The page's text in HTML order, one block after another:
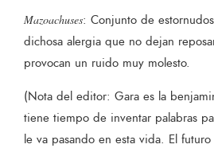
Mazoachuses: Conjunto de
dichosa alergia que no dejan
provocan un ruido muy molesto.
(Nota del editor: Gara es la
tiene tiempo de inventar palabras
le va pasando en esta vida. El